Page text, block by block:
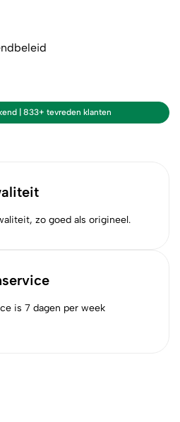
| 833+ tevreden klanten
zo goed als origineel.
is 7 dagen per week